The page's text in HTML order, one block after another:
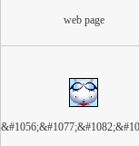
web page